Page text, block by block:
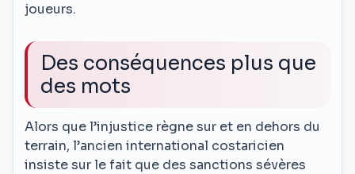
joueurs.
Des conséquences plus que
des mots
Alors que l’injustice règne sur et en dehors du
terrain, l’ancien international costaricien
insiste sur le fait que des sanctions sévères